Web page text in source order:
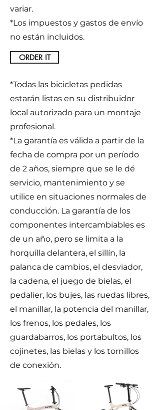
variar.
*Los impuestos y gastos de envío
no están incluidos.
ORDER IT
*Todas las bicicletas pedidas
estarán listas en su distribuidor
local autorizado para un montaje
profesional.
*La garantía es válida a partir de la
fecha de compra por un período
de 2 años, siempre que se le dé
servicio, mantenimiento y se
utilice en situaciones normales de
conducción. La garantía de los
componentes intercambiables es
de un año, pero se limita a la
horquilla delantera, el sillín, la
palanca de cambios, el desviador,
la cadena, el juego de bielas, el
pedalier, los bujes, las ruedas libres,
el manillar, la potencia del manillar,
los frenos, los pedales, los
guardabarros, los portabultos, los
cojinetes, las bielas y los tornillos
de conexión.